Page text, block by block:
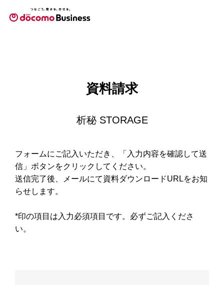
資料請求
析秘 STORAGE
フォームにご記入いただき、「入力内容を確認して送
信」ボタンをクリックしてください。
送信完了後、メールにて資料ダウンロードURLをお知
らせします。
*印の項目は入力必須項目です。必ずご記入くださ
い。